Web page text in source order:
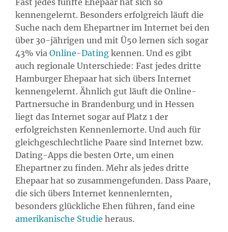
Fast jedes fünfte Ehepaar hat sich so
kennengelernt. Besonders erfolgreich läuft die
Suche nach dem Ehepartner im Internet bei den
über 30-jährigen und mit Ü50 lernen sich sogar
43% via Online-Dating kennen. Und es gibt
auch regionale Unterschiede: Fast jedes dritte
Hamburger Ehepaar hat sich übers Internet
kennengelernt. Ähnlich gut läuft die Online-
Partnersuche in Brandenburg und in Hessen
liegt das Internet sogar auf Platz 1 der
erfolgreichsten Kennenlernorte. Und auch für
gleichgeschlechtliche Paare sind Internet bzw.
Dating-Apps die besten Orte, um einen
Ehepartner zu finden. Mehr als jedes dritte
Ehepaar hat so zusammengefunden. Dass Paare,
die sich übers Internet kennenlernten,
besonders glückliche Ehen führen, fand eine
amerikanische Studie heraus.